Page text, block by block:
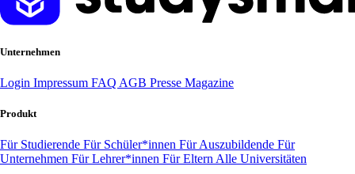
Unternehmen
Login Impressum FAQ AGB Presse Magazine
Produkt
Für Studierende Für Schüler*innen Für Auszubildende Für
Unternehmen Für Lehrer*innen Für Eltern Alle Universitäten